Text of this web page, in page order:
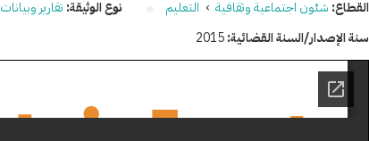
القطاع: شئون اجتماعية وثقافية › التعليم نوع الوثيقة: تقارير وبيانات
سنة الإصدار/السنة القضائية:2015